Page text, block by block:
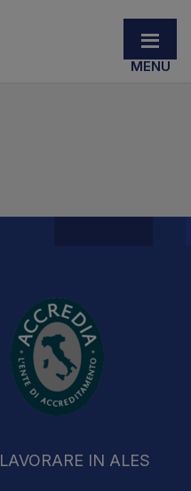
LAVORARE IN ALES